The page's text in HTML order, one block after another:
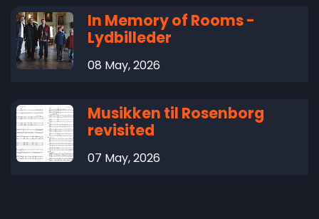
In Memory of Rooms -
Lydbilleder
08 May, 2026
Musikken til Rosenborg
revisited
07 May, 2026